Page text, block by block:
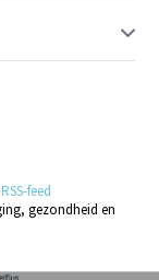
RSS-feed
gezondheid en